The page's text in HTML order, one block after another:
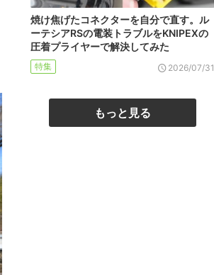
焼け焦げたコネクターを自分で直す。ル
ーテシアRSの電装トラブルをKNIPEXの
圧着プライヤーで解決してみた
特集 2026/07/31
もっと見る